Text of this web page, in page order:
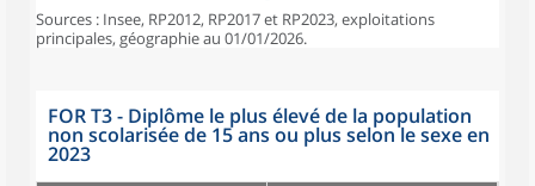
Sources : Insee, RP2012, RP2017 et RP2023, exploitations
principales, géographie au 01/01/2026.
FOR T3 - Diplôme le plus élevé de la population
non scolarisée de 15 ans ou plus selon le sexe en
2023